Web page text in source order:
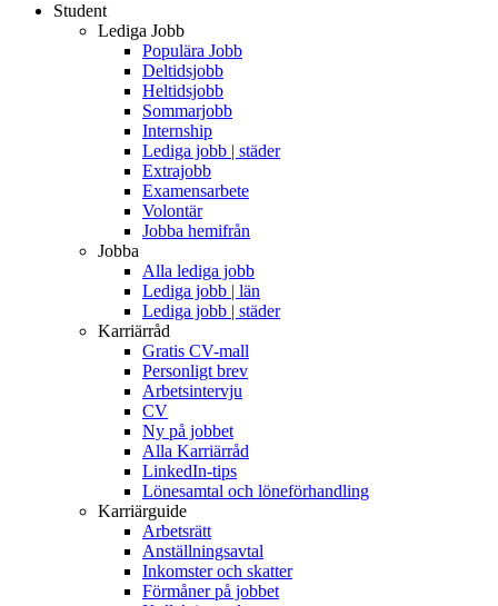
Student
Lediga Jobb
Populära Jobb
Deltidsjobb
Heltidsjobb
Sommarjobb
Internship
Lediga jobb | städer
Extrajobb
Examensarbete
Volontär
Jobba hemifrån
Jobba
Alla lediga jobb
Lediga jobb | län
Lediga jobb | städer
Karriärråd
Gratis CV-mall
Personligt brev
Arbetsintervju
CV
Ny på jobbet
Alla Karriärråd
LinkedIn-tips
Lönesamtal och löneförhandling
Karriärguide
Arbetsrätt
Anställningsavtal
Inkomster och skatter
Förmåner på jobbet